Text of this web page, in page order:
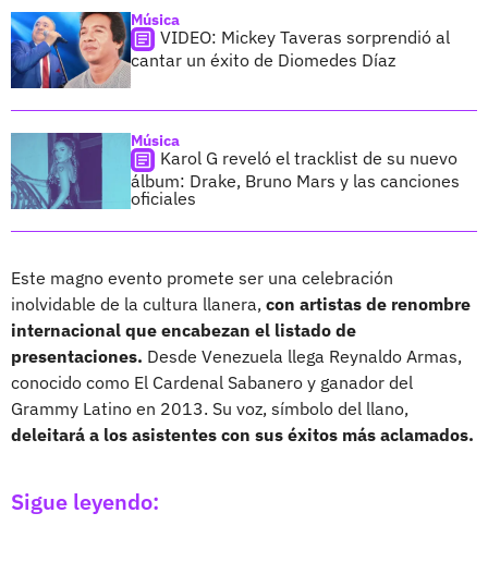
Música
VIDEO: Mickey Taveras sorprendió al
cantar un éxito de Diomedes Díaz
Música
Karol G reveló el tracklist de su nuevo
álbum: Drake, Bruno Mars y las canciones
oficiales
Este magno evento promete ser una celebración
inolvidable de la cultura llanera, con artistas de renombre
internacional que encabezan el listado de
presentaciones. Desde Venezuela llega Reynaldo Armas,
conocido como El Cardenal Sabanero y ganador del
Grammy Latino en 2013. Su voz, símbolo del llano,
deleitará a los asistentes con sus éxitos más aclamados.
Sigue leyendo: